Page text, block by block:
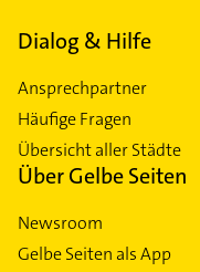
Dialog & Hilfe
Ansprechpartner
Häufige Fragen
Übersicht aller Städte
Über Gelbe Seiten
Newsroom
Gelbe Seiten als App